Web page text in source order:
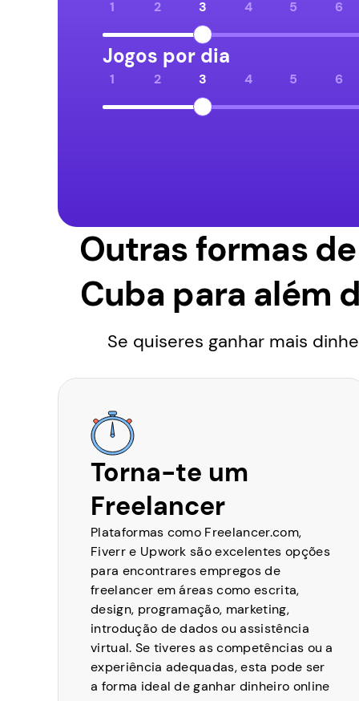
1 2 3 4 5
6
Pesquisas por dia
Jogos por dia
1 2 3 4 5
6
Jogos por dia
Outras formas
Cuba para além
Se quiseres ganhar mais
Torna-te um
Freelancer
Plataformas como Freelancer.com,
Fiverr e Upwork são excelentes opções
para encontrares empregos de
freelancer em áreas como escrita,
design, programação, marketing,
introdução de dados ou assistência
virtual. Se tiveres as competências ou a
experiência adequadas, esta pode ser
a forma ideal de ganhar dinheiro online